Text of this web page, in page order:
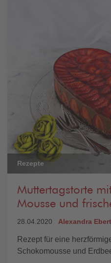
Rezepte
Muttertagstorte
Mousse und
28.04.2020 Alexandra Ebert
Rezept für eine
Schokomousse und